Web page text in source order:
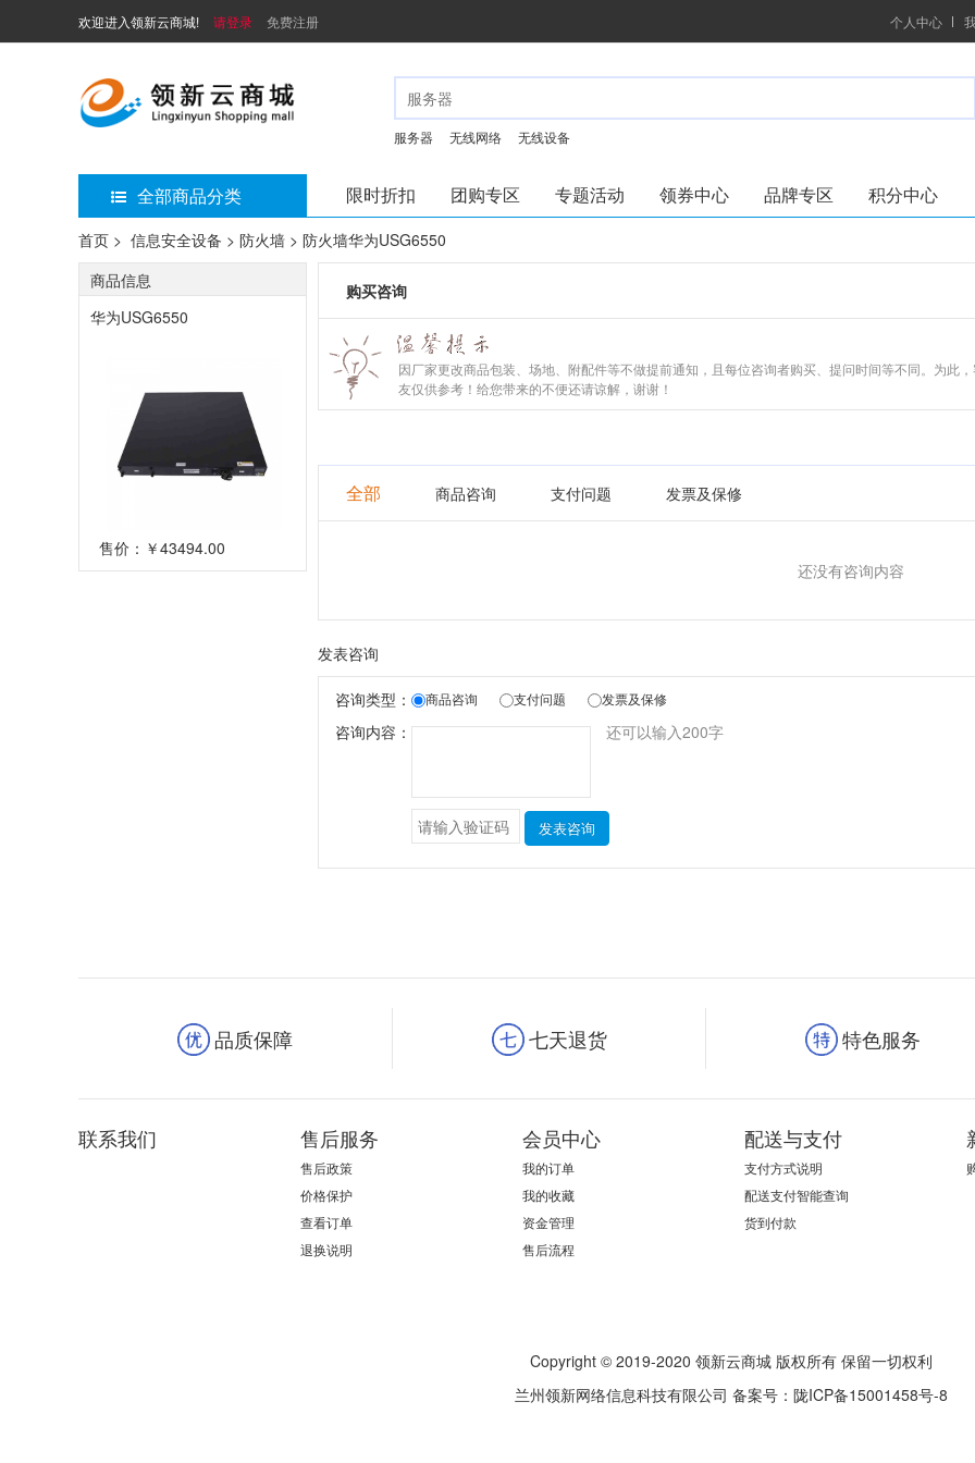
欢迎进入领新云商城! 请登录 免费注册 个人中心
服务器 无线网络 无线设备
全部商品分类 限时折扣 团购专区 专题活动 领券中心 品牌专区 积分中心
首页 > 信息安全设备 > 防火墙 > 防火墙华为USG6550
购买咨询
因厂家更改商品包装、场地、附配件等不做提前通知，且每位咨询者购买、提问时间等不同。为此
友仅供参考！给您带来的不便还请谅解，谢谢！
全部 商品咨询 支付问题 发票及保修
还没有咨询内容
发表咨询
咨询类型： 商品咨询 支付问题 发票及保修
咨询内容： 还可以输入200字
发表咨询
商品信息
华为USG6550
售价： ￥43494.00
品质保障 七天退货 特色服务
联系我们 售后服务
售后政策
价格保护
查看订单
退换说明
会员中心
我的订单
我的收藏
资金管理
售后流程
配送与支付
支付方式说明
配送支付智能查询
货到付款
Copyright © 2019-2020 领新云商城 版权所有 保留一切权利
兰州领新网络信息科技有限公司 备案号：陇ICP备15001458号-8